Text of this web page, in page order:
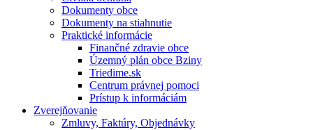
Dokumenty obce
Dokumenty na stiahnutie
Praktické informácie
Finančné zdravie obce
Územný plán obce Bziny
Triedime.sk
Centrum právnej pomoci
Prístup k informáciám
Zverejňovanie
Zmluvy, Faktúry, Objednávky